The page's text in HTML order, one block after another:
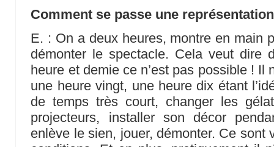
Comment se passe une
E. : On a deux heures, montre en main
démonter le spectacle. Cela veut dire
heure et demie ce n’est pas possible ! Il
une heure vingt, une heure dix étant
de temps très court, changer les
projecteurs, installer son décor
enlève le sien, jouer, démonter. Ce sont